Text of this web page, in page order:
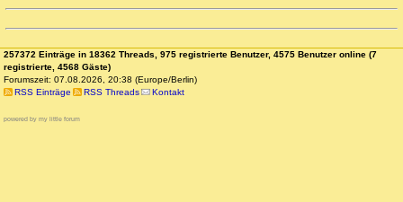
257372 Einträge in 18362 Threads, 975 registrierte Benutzer, 4575 Benutzer online (7
registrierte, 4568 Gäste)
Forumszeit: 07.08.2026, 20:38 (Europe/Berlin)
RSS Einträge
RSS Threads Kontakt
powered by my little forum